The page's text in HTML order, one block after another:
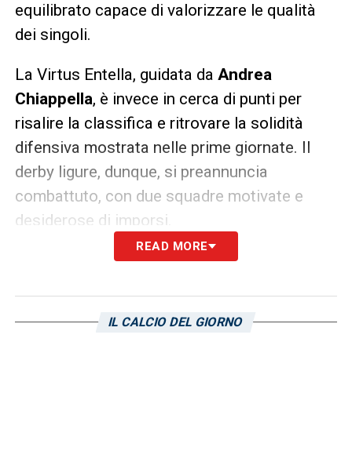
equilibrato capace di valorizzare le qualità
dei singoli.
La Virtus Entella, guidata da Andrea
Chiappella, è invece in cerca di punti per
risalire la classifica e ritrovare la solidità
difensiva mostrata nelle prime giornate. Il
derby ligure, dunque, si preannuncia
combattuto, con due squadre motivate e
desiderose di imporsi.
La Samp, sostenuta da una tifoseria densa,
protagoniste del campionato cadetto.
READ MORE
IL CALCIO DEL GIORNO